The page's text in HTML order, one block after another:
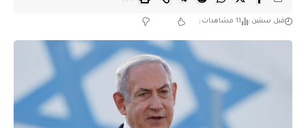
قبل سنتين 11 مشاهدات